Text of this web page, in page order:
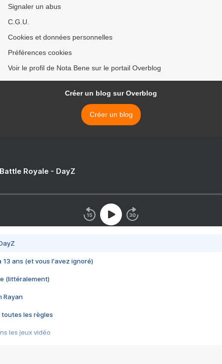
Signaler un abus
C.G.U.
Cookies et données personnelles
Préférences cookies
Voir le profil de Nota Bene sur le portail Overblog
Créer un blog sur Overblog
Créer un blog
Royale - DayZ
13 ans (et vous l'avez ignoré)
(littéralement)
Rayan
toutes les règles
les jeux vidéo